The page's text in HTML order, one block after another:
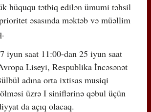
hüququ tətbiq edilən ümumi təhsil
əsasında məktəb və müəllim
iyun saat 11:00-dan 25 iyun saat
Liseyi, Respublika İncəsənət
adına orta ixtisas musiqi
üzrə I siniflərinə qəbul üçün
da açıq olacaq.